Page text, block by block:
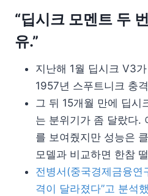
“딥시크 모멘트 두
유.”
지난해 1월 딥시크 V3
1957년 스푸트니크 충
그 뒤 15개월 만에 딥시
는 분위기가 좀 달랐다.
를 보여줬지만 성능은
모델과 비교하면 한참
전병서(중국경제금융연
격이 달라졌다”고 분석